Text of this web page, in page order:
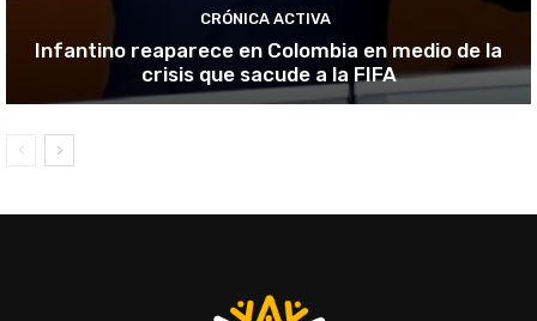
CRÓNICA ACTIVA
Infantino reaparece en Colombia en medio de la
crisis que sacude a la FIFA